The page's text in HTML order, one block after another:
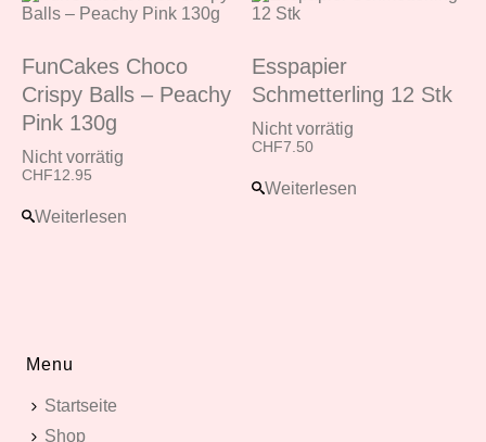
FunCakes Choco
Crispy Balls – Peachy
Pink 130g
Nicht vorrätig
CHF12.95
Weiterlesen
Esspapier
Schmetterling 12 Stk
Nicht vorrätig
CHF7.50
Weiterlesen
Menu
Startseite
Shop